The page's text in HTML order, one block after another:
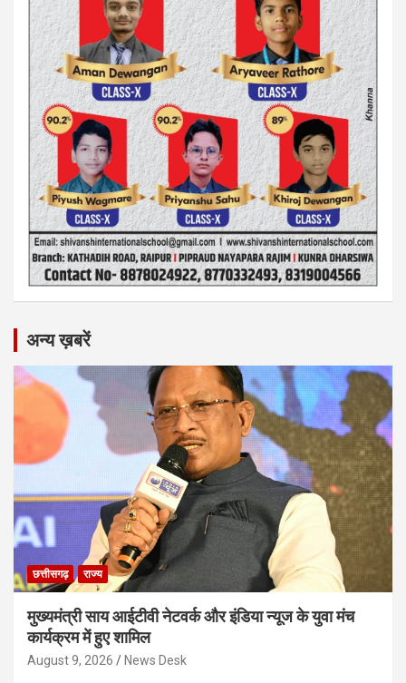
अन्य ख़बरें
छत्तीसगढ़ राज्य
मुख्यमंत्री साय आईटीवी नेटवर्क और इंडिया न्यूज के युवा मंच
कार्यक्रम में हुए शामिल
August 9, 2026 News Desk